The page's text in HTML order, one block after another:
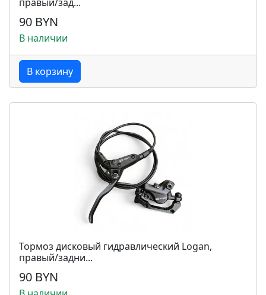
90 BYN
В наличии
В корзину
Тормоз дисковый гидравлический Logan,
правый/задни...
90 BYN